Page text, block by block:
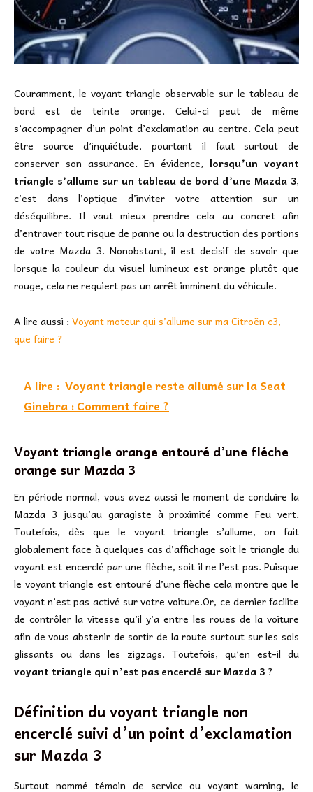
Couramment, le voyant triangle observable sur le tableau de
bord est de teinte orange. Celui-ci peut de même
s’accompagner d’un point d’exclamation au centre. Cela peut
être source d’inquiétude, pourtant il faut surtout de
conserver son assurance. En évidence, lorsqu’un voyant
triangle s’allume sur un tableau de bord d’une Mazda 3,
c’est dans l’optique d’inviter votre attention sur un
déséquilibre. Il vaut mieux prendre cela au concret afin
d’entraver tout risque de panne ou la destruction des portions
de votre Mazda 3. Nonobstant, il est decisif de savoir que
lorsque la couleur du visuel lumineux est orange plutôt que
rouge, cela ne requiert pas un arrêt imminent du véhicule.
A lire aussi : Voyant moteur qui s’allume sur ma Citroën c3,
que faire ?
A lire : Voyant triangle reste allumé sur la Seat
Ginebra : Comment faire ?
Voyant triangle orange entouré d’une fléche
orange sur Mazda 3
En période normal, vous avez aussi le moment de conduire la
Mazda 3 jusqu’au garagiste à proximité comme Feu vert.
Toutefois, dès que le voyant triangle s’allume, on fait
globalement face à quelques cas d’affichage soit le triangle du
voyant est encerclé par une flèche, soit il ne l’est pas. Puisque
le voyant triangle est entouré d’une flèche cela montre que le
voyant n’est pas activé sur votre voiture.Or, ce dernier facilite
de contrôler la vitesse qu’il y’a entre les roues de la voiture
afin de vous abstenir de sortir de la route surtout sur les sols
glissants ou dans les zigzags. Toutefois, qu’en est-il du
voyant triangle qui n’est pas encerclé sur Mazda 3 ?
Définition du voyant triangle non
encerclé suivi d’un point d’exclamation
sur Mazda 3
Surtout nommé témoin de service ou voyant warning, le